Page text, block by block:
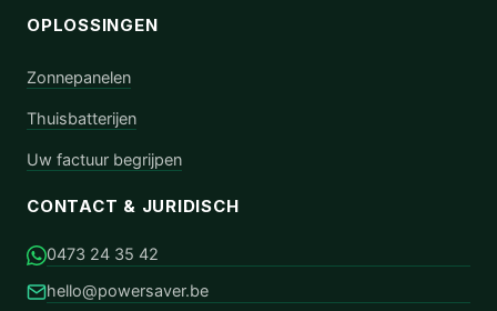
OPLOSSINGEN
Zonnepanelen
Thuisbatterijen
Uw factuur begrijpen
CONTACT & JURIDISCH
0473 24 35 42
hello@powersaver.be